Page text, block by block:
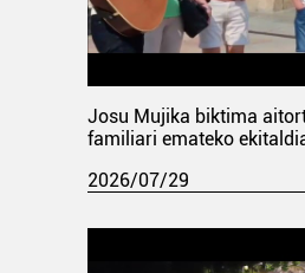
Josu Mujika biktima
familiari emateko
2026/07/29